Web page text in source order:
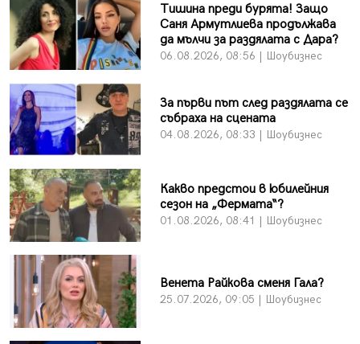
Тишина преди бурята! Защо
Саня Армутлиева продължава
да мълчи за раздялата с Дара?
06.08.2026, 08:56 | Шоубизнес
За първи път след раздялата се
събраха на сцената
04.08.2026, 08:33 | Шоубизнес
Какво предстои в юбилейния
сезон на „Фермата“?
01.08.2026, 08:41 | Шоубизнес
Венета Райкова сменя Гала?
25.07.2026, 09:05 | Шоубизнес